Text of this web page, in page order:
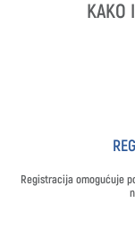
KAKO
Registracija omogućuje